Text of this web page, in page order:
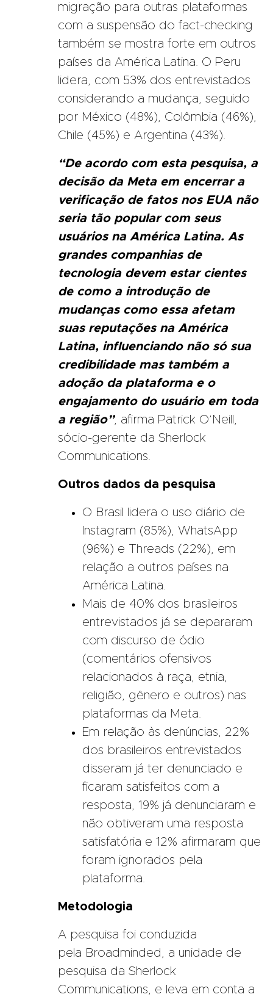
migração para outras plataformas
com a suspensão do fact-checking
também se mostra forte em outros
países da América Latina. O Peru
lidera, com 53% dos entrevistados
considerando a mudança, seguido
por México (48%), Colômbia (46%),
Chile (45%) e Argentina (43%).
“De acordo com esta pesquisa, a
decisão da Meta em encerrar a
verificação de fatos nos EUA não
seria tão popular com seus
usuários na América Latina. As
grandes companhias de
tecnologia devem estar cientes
de como a introdução de
mudanças como essa afetam
suas reputações na América
Latina, influenciando não só sua
credibilidade mas também a
adoção da plataforma e o
engajamento do usuário em toda
a região”, afirma Patrick O’Neill,
sócio-gerente da Sherlock
Communications.
Outros dados da pesquisa
O Brasil lidera o uso diário de
Instagram (85%), WhatsApp
(96%) e Threads (22%), em
relação a outros países na
América Latina.
Mais de 40% dos brasileiros
entrevistados já se depararam
com discurso de ódio
(comentários ofensivos
relacionados à raça, etnia,
religião, gênero e outros) nas
plataformas da Meta.
Em relação às denúncias, 22%
dos brasileiros entrevistados
disseram já ter denunciado e
ficaram satisfeitos com a
resposta, 19% já denunciaram e
não obtiveram uma resposta
satisfatória e 12% afirmaram que
foram ignorados pela
plataforma.
Metodologia
A pesquisa foi conduzida
pela Broadminded , a unidade de
pesquisa da Sherlock
Communications, e leva em conta a